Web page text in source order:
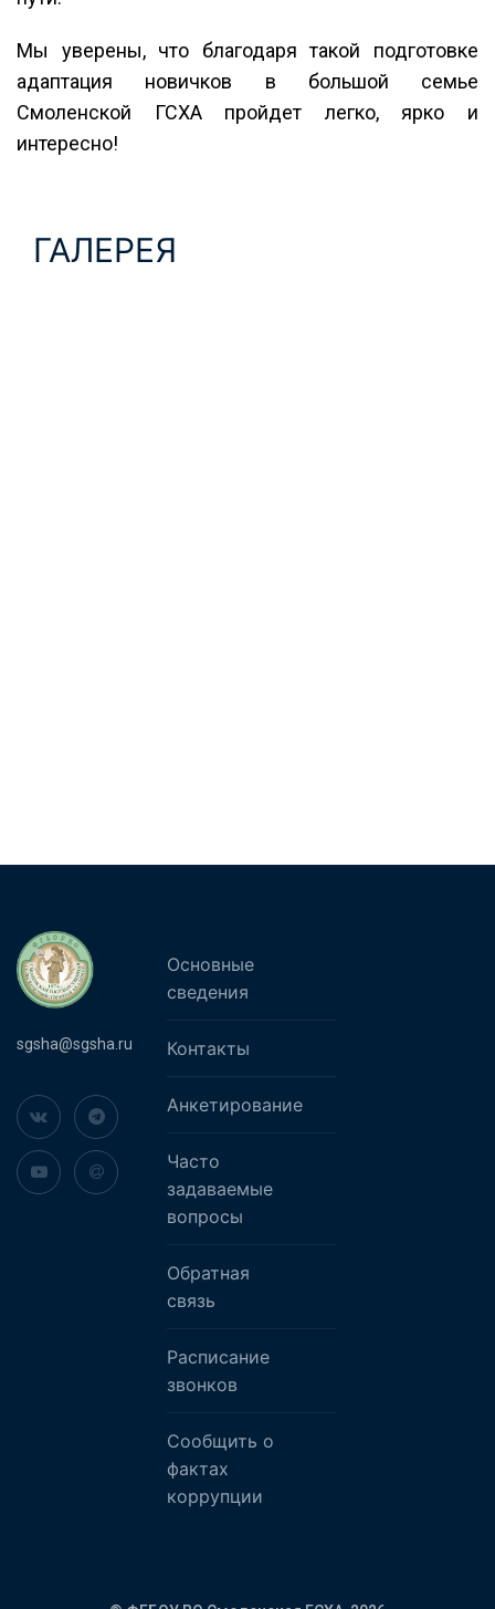
Мы уверены, что благодаря такой подготовке
адаптация новичков в большой семье
Смоленской ГСХА пройдет легко, ярко и
интересно!
ГАЛЕРЕЯ
sgsha@sgsha.ru
Основные
сведения
Контакты
Анкетирование
Часто
задаваемые
вопросы
Обратная
связь
Расписание
звонков
Сообщить о
фактах
коррупции